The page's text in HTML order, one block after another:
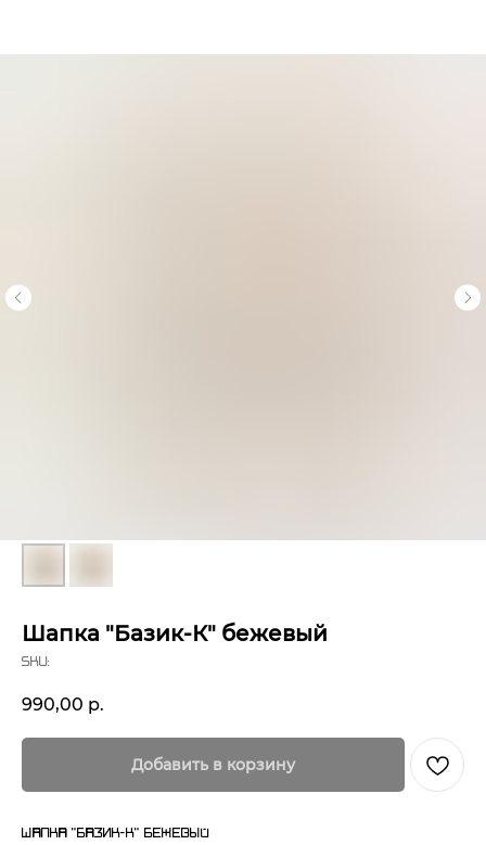
Шапка "Базик-К" бежевый
SKU:
990,00 р.
Добавить в корзину
Шапка "Базик-К" бежевый